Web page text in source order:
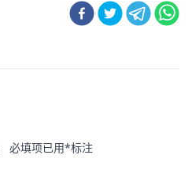
必填项已用*标注